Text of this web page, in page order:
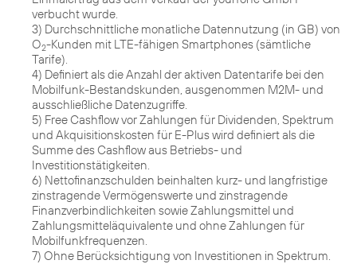
verbucht wurde.
3) Durchschnittliche monatliche Datennutzung (in GB) von
O2-Kunden mit LTE-fähigen Smartphones (sämtliche
Tarife).
4) Definiert als die Anzahl der aktiven Datentarife bei den
Mobilfunk-Bestandskunden, ausgenommen M2M- und
ausschließliche Datenzugriffe.
5) Free Cashflow vor Zahlungen für Dividenden, Spektrum
und Akquisitionskosten für E-Plus wird definiert als die
Summe des Cashflow aus Betriebs- und
Investitionstätigkeiten.
6) Nettofinanzschulden beinhalten kurz- und langfristige
zinstragende Vermögenswerte und zinstragende
Finanzverbindlichkeiten sowie Zahlungsmittel und
Zahlungsmitteläquivalente und ohne Zahlungen für
Mobilfunkfrequenzen.
7) Ohne Berücksichtigung von Investitionen in Spektrum.